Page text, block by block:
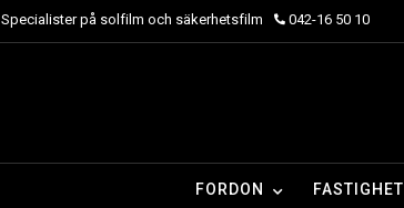
Specialister på solfilm och säkerhetsfilm 042-16 50 10
FORDON FASTIGHET